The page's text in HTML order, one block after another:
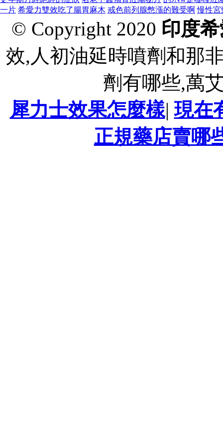
一片 希愛力雙效吃了腸胃麻木 戒色前列腺憋漲的難受啊 慢性宮
© Copyright 2020 印度
效,人初油延時噴劑和那
劑有哪些,萬
犀力士效果怎麼樣|現在
正規藥店賣哪